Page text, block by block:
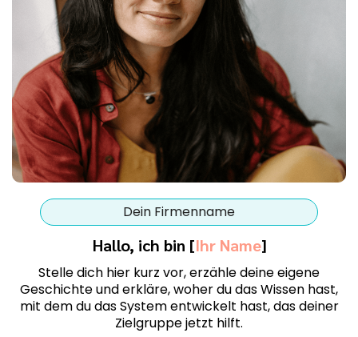
Dein Firmenname
Hallo, ich bin [Ihr Name]
Stelle dich hier kurz vor, erzähle deine eigene
Geschichte und erkläre, woher du das Wissen hast,
mit dem du das System entwickelt hast, das deiner
Zielgruppe jetzt hilft.